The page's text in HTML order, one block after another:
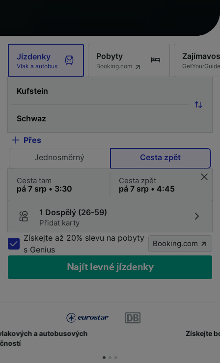
Jízdenky
Vlak a autobus
Pobyty
Booking.com GetYourGuide
Přes
Jednosměrný
Cesta zpět
Cesta tam Cesta zpět
1 Dospělý (26-59)
Přidat karty
Získejte až 20% slevu na pobyty
s Genius
Booking.com
Najít levné jízdenky
Získejte body a slevy